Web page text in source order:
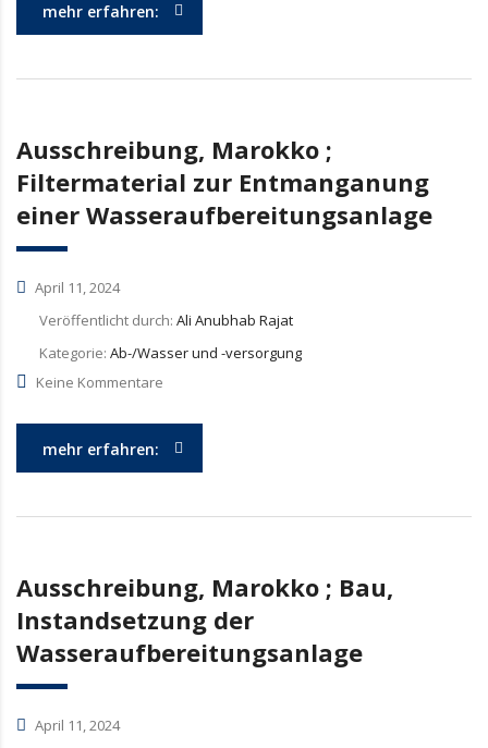
mehr erfahren:
Ausschreibung, Marokko ;
Filtermaterial zur Entmanganung
einer Wasseraufbereitungsanlage
April 11, 2024
Veröffentlicht durch: Ali Anubhab Rajat
Kategorie: Ab-/Wasser und -versorgung
Keine Kommentare
mehr erfahren:
Ausschreibung, Marokko ; Bau,
Instandsetzung der
Wasseraufbereitungsanlage
April 11, 2024